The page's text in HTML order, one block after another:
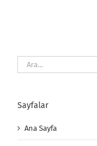
Ara:
Sayfalar
Ana Sayfa